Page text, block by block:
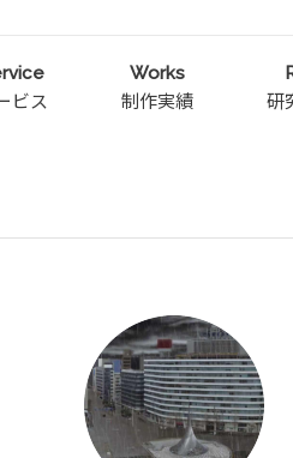
ビス
Works
制作実績
研